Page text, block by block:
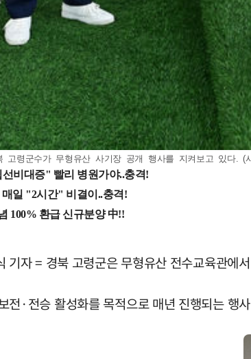
고령군수가 무형유산 사기장 공개 행사를 지켜보고 있다. (
기자 = 경북 고령군은 무형유산 전수교육관에
전·전승 활성화를 목적으로 매년 진행되는 행